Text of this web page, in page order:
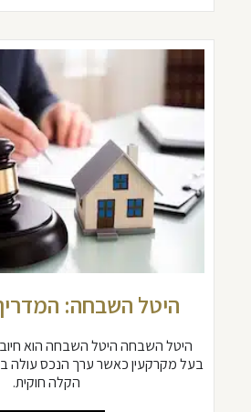
היטל השבחה:
היטל השבחה היטל השבחה הוא
בעל מקרקעין כאשר ערך הנכס עולה
הקלה חוקית.